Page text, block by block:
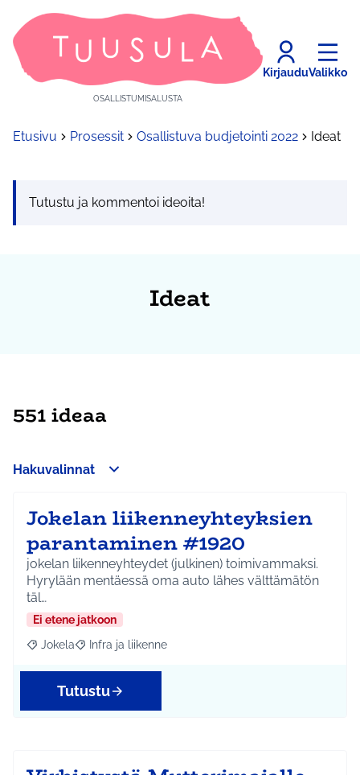
OSALLISTUMISALUSTA
KirjauduValikko
Etusivu Prosessit Osallistuva budjetointi 2022 Ideat
Tutustu ja kommentoi ideoita!
Ideat
551 ideaa
Hakuvalinnat
Jokelan liikenneyhteyksien
parantaminen #1920
jokelan liikenneyhteydet (julkinen) toimivammaksi.
Hyrylään mentäessä oma auto lähes välttämätön
täl…
Ei etene jatkoon
Rajaa tulokset aihepiirin mukaan: Jokela
Jokela Rajaa tulokset teeman mukaan: Infra ja liikenne
Infra ja liikenne
Tutustu